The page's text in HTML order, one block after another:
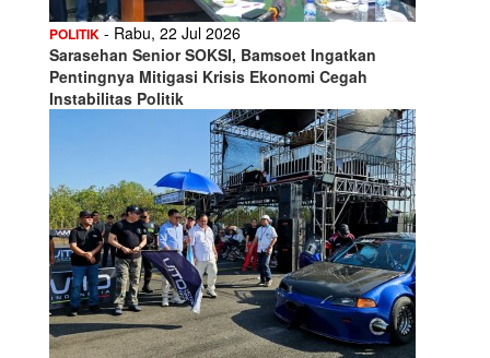
POLITIK - Rabu, 22 Jul 2026
Sarasehan Senior SOKSI, Bamsoet Ingatkan
Pentingnya Mitigasi Krisis Ekonomi Cegah
Instabilitas Politik